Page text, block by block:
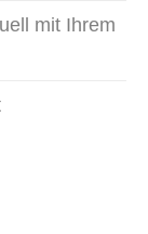
mit Ihrem